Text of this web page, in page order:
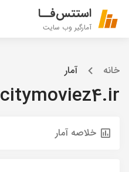
استتس‌فــا
آمارگیر وب سایت
خانه آمار
citymoviez4.ir
خلاصه آمار